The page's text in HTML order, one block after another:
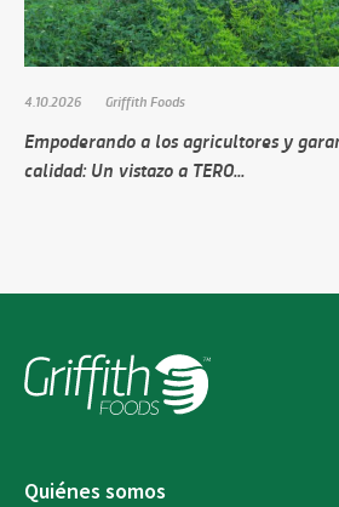
4.10.2026 Griffith Foods
Empoderando a los agricultores y
calidad: Un vistazo a TERO...
Quiénes somos